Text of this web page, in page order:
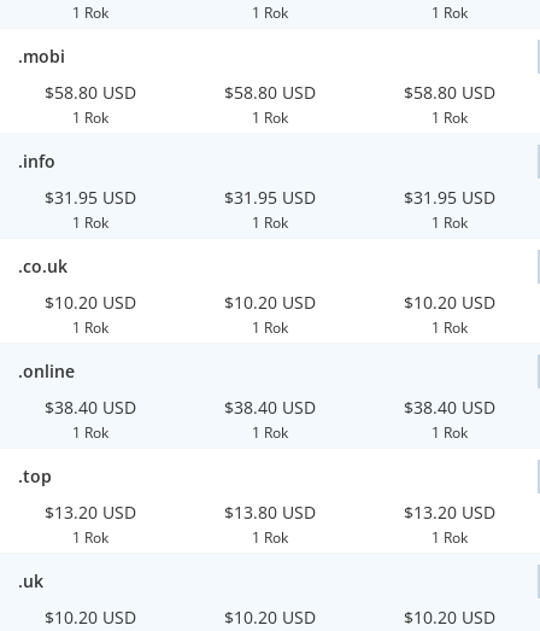
1 Rok 1 Rok 1 Rok
.mobi
$58.80 USD
1 Rok
$58.80 USD
1 Rok
$58.80 USD
1 Rok
.info
$31.95 USD
1 Rok
$31.95 USD
1 Rok
$31.95 USD
1 Rok
.co.uk
$10.20 USD
1 Rok
$10.20 USD
1 Rok
$10.20 USD
1 Rok
.online
$38.40 USD
1 Rok
$38.40 USD
1 Rok
$38.40 USD
1 Rok
.top
$13.20 USD
1 Rok
$13.80 USD
1 Rok
$13.20 USD
1 Rok
.uk
$10.20 USD
$10.20 USD $10.20 USD